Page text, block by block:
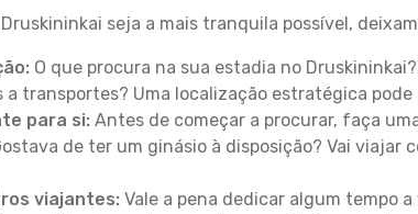
seja a mais tranquila possível,
O que procura na sua estadia no
a transportes? Uma localização estratégica
para si: Antes de começar a procurar, faça
de ter um ginásio à disposição? Vai
viajantes: Vale a pena dedicar algum tempo